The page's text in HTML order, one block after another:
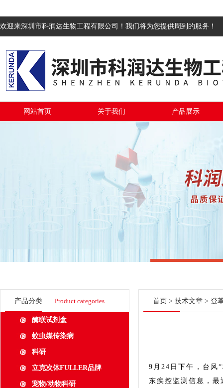
欢迎来深圳市科润达生物工程有限公司！我们将为您提供周到的服务！
网站首页 关于我们 产品展示
产品分类 Product categories
酶联试剂盒
蚊虫媒传染病
科研
立克次体FULLER品牌
宠物/动物科研
首页 > 技术文章 > 登
9月24日下午，台风
东疾控监测信息，